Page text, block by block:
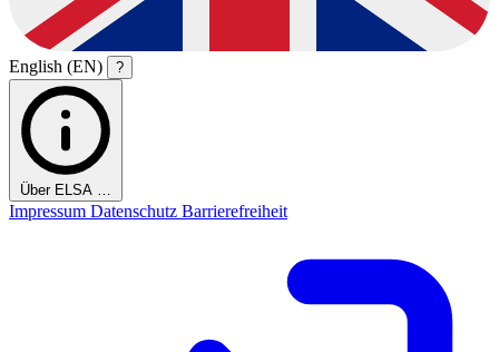
English (EN) ?
Über ELSA …
Impressum Datenschutz Barrierefreiheit